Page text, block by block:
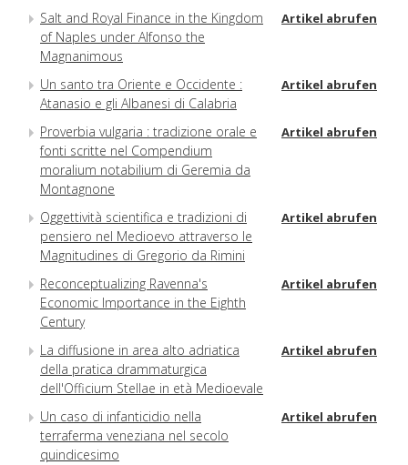
Salt and Royal Finance in the Kingdom
of Naples under Alfonso the
Magnanimous
Artikel abrufen
Un santo tra Oriente e Occidente :
Atanasio e gli Albanesi di Calabria
Artikel abrufen
Proverbia vulgaria : tradizione orale e
fonti scritte nel Compendium
moralium notabilium di Geremia da
Montagnone
Artikel abrufen
Oggettività scientifica e tradizioni di
pensiero nel Medioevo attraverso le
Magnitudines di Gregorio da Rimini
Artikel abrufen
Reconceptualizing Ravenna's
Economic Importance in the Eighth
Century
Artikel abrufen
La diffusione in area alto adriatica
della pratica drammaturgica
dell'Officium Stellae in età Medioevale
Artikel abrufen
Un caso di infanticidio nella
terraferma veneziana nel secolo
quindicesimo
Artikel abrufen